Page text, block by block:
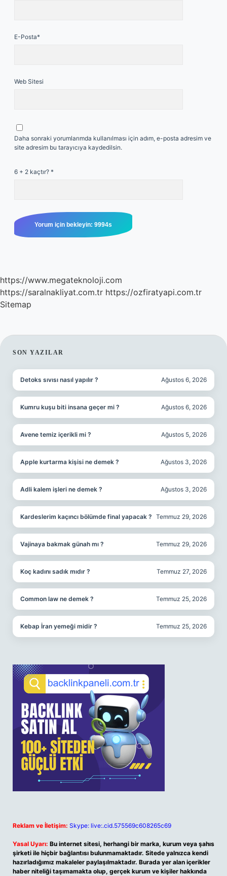
E-Posta*
Web Sitesi
Daha sonraki yorumlarımda kullanılması için adım, e-posta adresim ve
site adresim bu tarayıcıya kaydedilsin.
6 + 2 kaçtır? *
https://www.megateknoloji.com
https://saralnakliyat.com.tr https://ozfiratyapi.com.tr
Sitemap
SIDEBAR
SON YAZILAR
Detoks sıvısı nasıl yapılır ? Ağustos 6, 2026
Kumru kuşu biti insana geçer mi ? Ağustos 6, 2026
Avene temiz içerikli mi ? Ağustos 5, 2026
Apple kurtarma kişisi ne demek ? Ağustos 3, 2026
Adli kalem işleri ne demek ? Ağustos 3, 2026
Kardeslerim kaçıncı bölümde final yapacak ? Temmuz 29, 2026
Vajinaya bakmak günah mı ? Temmuz 29, 2026
Koç kadını sadık mıdır ? Temmuz 27, 2026
Common law ne demek ? Temmuz 25, 2026
Kebap İran yemeği midir ? Temmuz 25, 2026
Reklam ve İletişim: Skype: live:.cid.575569c608265c69
Yasal Uyarı: Bu internet sitesi, herhangi bir marka, kurum veya şahıs
şirketi ile hiçbir bağlantısı bulunmamaktadır. Sitede yalnızca kendi
hazırladığımız makaleler paylaşılmaktadır. Burada yer alan içerikler
haber niteliği taşımamakta olup, gerçek kurum ve kişiler hakkında